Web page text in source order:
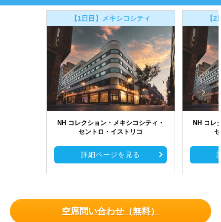
【1日目】メキシコシティ
NH コレクション・メキシコシティ・
セントロ・イストリコ
詳細ページを見る
【
NH コレ
空席問い合わせ（無料）